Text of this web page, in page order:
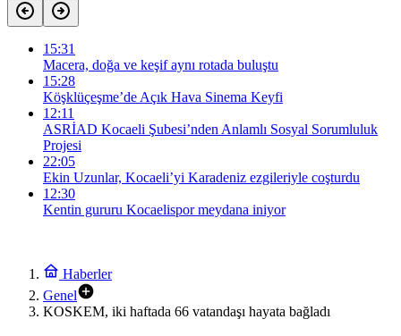
15:31
Macera, doğa ve keşif aynı rotada buluştu
15:28
Köşklüçeşme’de Açık Hava Sinema Keyfi
12:11
ASRİAD Kocaeli Şubesi’nden Anlamlı Sosyal Sorumluluk
Projesi
22:05
Ekin Uzunlar, Kocaeli’yi Karadeniz ezgileriyle coşturdu
12:30
Kentin gururu Kocaelispor meydana iniyor
Haberler
Genel
KOSKEM, iki haftada 66 vatandaşı hayata bağladı